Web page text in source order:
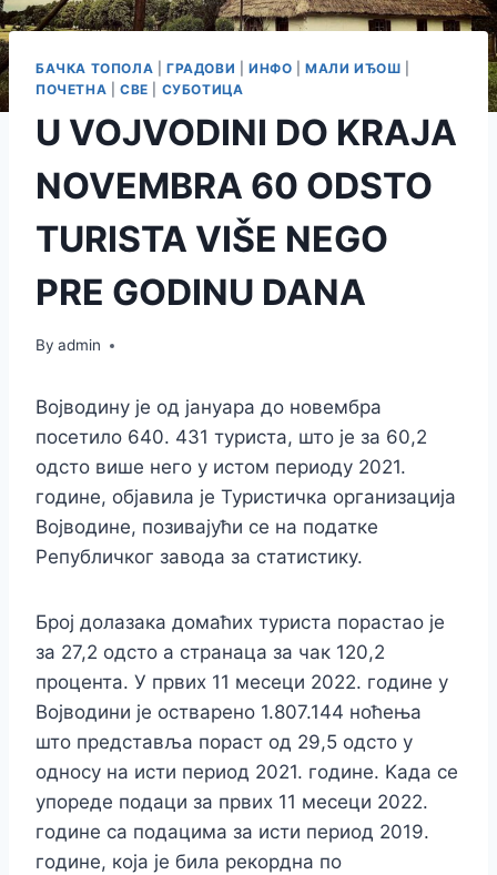
БАЧКА ТОПОЛА ГРАДОВИ ИНФО |МАЛИ ИЂОШ
ПОЧЕТНА
СВЕ СУБОТИЦА
U VOJVODINI DO KRAJA
NOVEMBRA 60 ODSTO
TURISTA VIŠE NEGO
PRE GODINU DANA
By admin
Војводину је од јануара до новембра
посетило 640. 431 туриста, што је за 60,2
одсто више него у истом периоду 2021.
године, објавила је Туристичка организација
Војводине, позивајући се на податке
Републичког завода за статистику.
Број долазака домаћих туриста порастао је
за 27,2 одсто а странаца за чак 120,2
процента. У првих 11 месеци 2022. године у
Војводини је остварено 1.807.144 ноћења
што представља пораст од 29,5 одсто у
односу на исти период 2021. године. Kада се
упореде подаци за првих 11 месеци 2022.
године са подацима за исти период 2019.
године, која је била рекордна по